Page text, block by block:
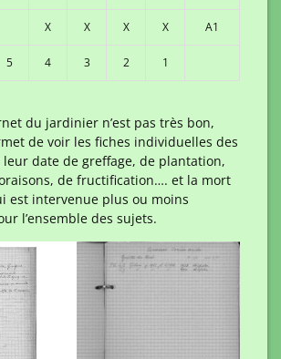
X X X X A1
5 4 3 2 1
du jardinier n’est pas très bon,
de voir les fiches individuelles des
leur date de greffage, de plantation,
de fructification…. et la mort
est intervenue plus ou moins
l’ensemble des sujets.